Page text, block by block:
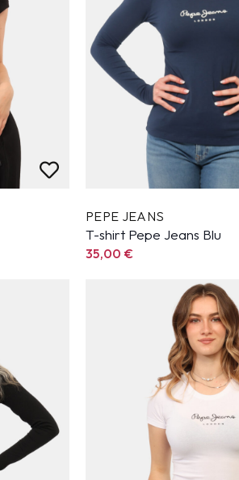
PEPE JEANS
T-shirt Pepe Jeans Blu
35,00€